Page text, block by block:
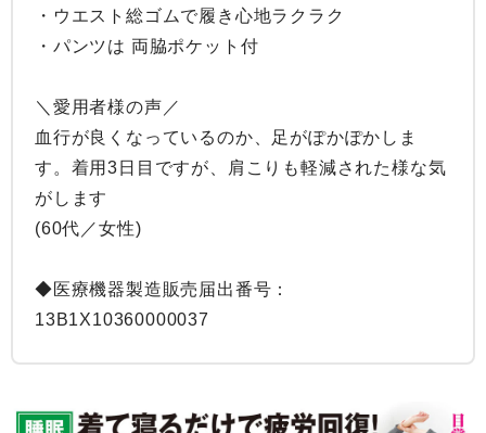
・ウエスト総ゴムで履き心地ラクラク
・パンツは 両脇ポケット付
＼愛用者様の声／
血行が良くなっているのか、足がぽかぽかしま
す。着用3日目ですが、肩こりも軽減された様な気
がします
(60代／女性)
◆医療機器製造販売届出番号：
13B1X10360000037